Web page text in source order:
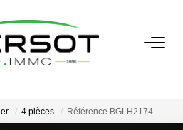
Acheter
4 pièces Référence BGLH2174